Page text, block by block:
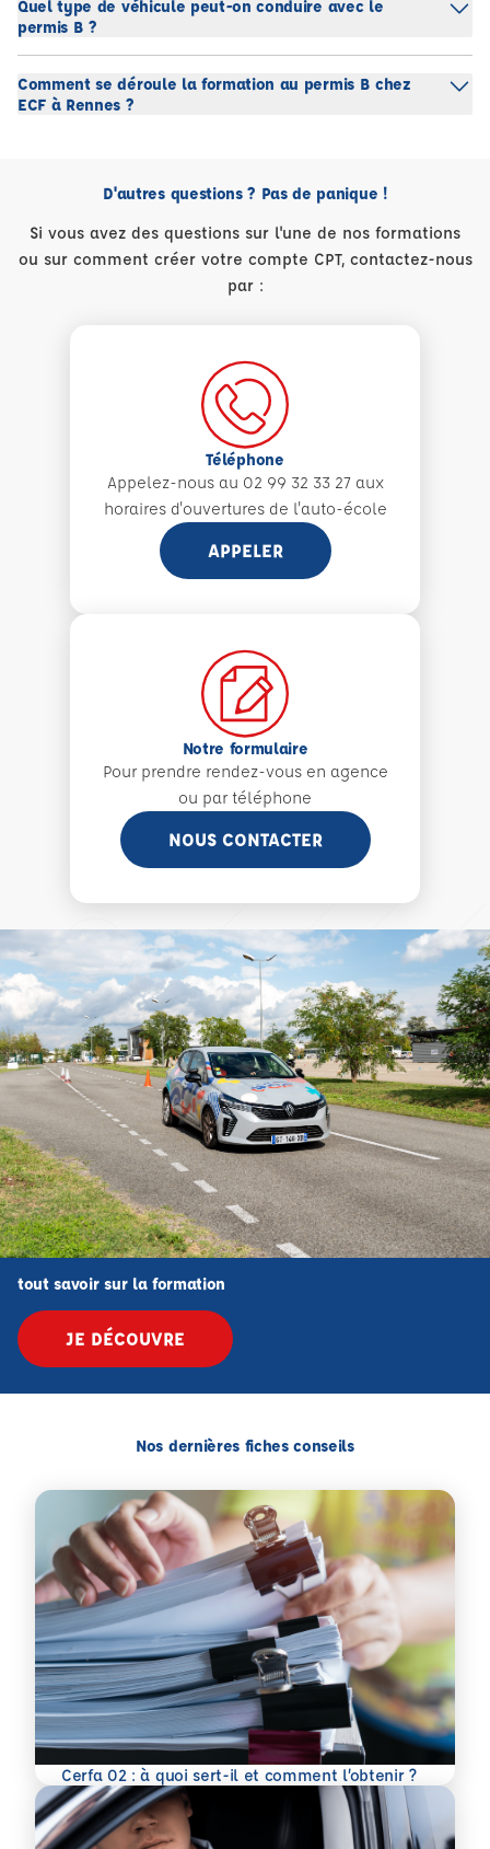
Quel type de véhicule peut-on conduire avec le
permis B ?
Comment se déroule la formation au permis B chez
ECF à Rennes ?
D'autres questions ? Pas de panique !
Si vous avez des questions sur l'une de nos formations
ou sur comment créer votre compte CPT, contactez-nous
par :
Téléphone
Appelez-nous au 02 99 32 33 27 aux
horaires d'ouvertures de l'auto-école
APPELER
Notre formulaire
Pour prendre rendez-vous en agence
ou par téléphone
NOUS CONTACTER
tout savoir sur la formation
JE DÉCOUVRE
Nos dernières fiches conseils
Cerfa 02 : à quoi sert-il et comment l’obtenir ?
En savoir plus